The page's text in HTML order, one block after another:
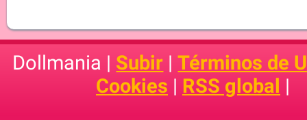
Dollmania | Subir |Términos de
Cookies | RSS global |